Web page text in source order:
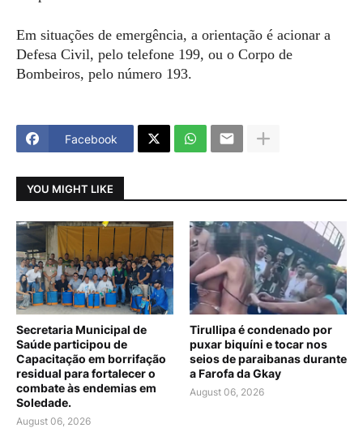
Em situações de emergência, a orientação é acionar a
Defesa Civil, pelo telefone 199, ou o Corpo de
Bombeiros, pelo número 193.
Facebook
YOU MIGHT LIKE
Secretaria Municipal de
Saúde participou de
Capacitação em borrifação
residual para fortalecer o
combate às endemias em
Soledade.
August 06, 2026
Tirullipa é condenado por
puxar biquíni e tocar nos
seios de paraibanas durante
a Farofa da Gkay
August 06, 2026